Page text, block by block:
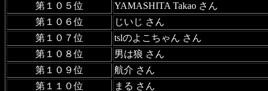
第１０５位
YAMASHITA Takao さん
第１０６位
じいじ さん
第１０７位
tslのよこちゃん さん
第１０８位
男は狼 さん
第１０９位
航介 さん
第１１０位
まる さん